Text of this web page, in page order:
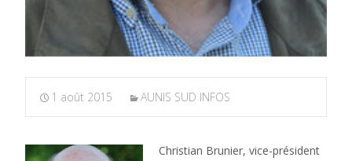
1 août 2015 AUNIS SUD INFOS
Christian Brunier, vice-président